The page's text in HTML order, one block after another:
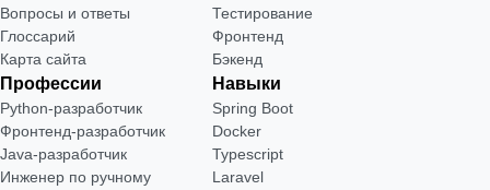
Вопросы и ответы
Глоссарий
Карта сайта
Тестирование
Фронтенд
Бэкенд
Профессии
Python-разработчик
Фронтенд-разработчик
Java-разработчик
Инженер по ручному
Навыки
Spring Boot
Docker
Typescript
Laravel